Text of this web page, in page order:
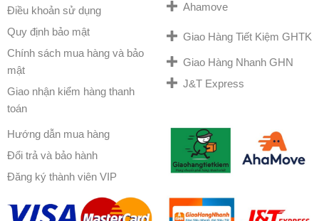
Điều khoản sử dụng
Quy định bảo mật
Chính sách mua hàng và bảo
mật
Giao nhận kiểm hàng thanh
toán
Hướng dẫn mua hàng
Đổi trả và bảo hành
Đăng ký thành viên VIP
Ahamove
Giao Hàng Tiết Kiệm GHTK
Giao Hàng Nhanh GHN
J&T Express